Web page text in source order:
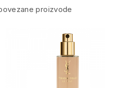
proizvode